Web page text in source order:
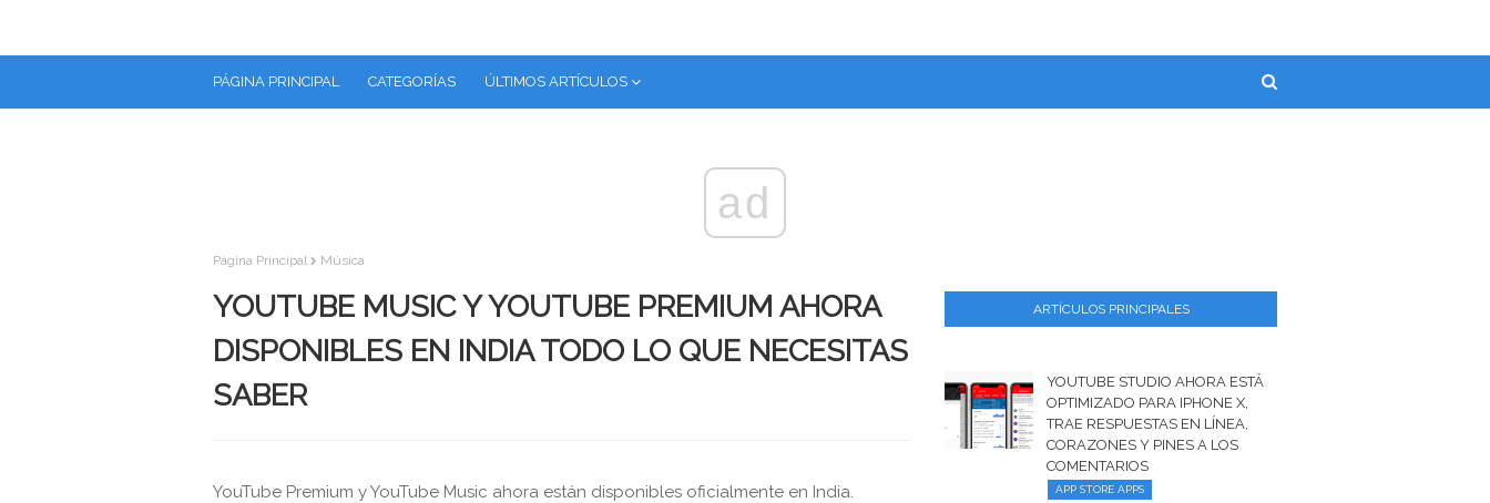
PÁGINA PRINCIPAL CATEGORÍAS ÚLTIMOS ARTÍCULOS
ad
Página Principal Música
YOUTUBE MUSIC Y YOUTUBE PREMIUM AHORA
DISPONIBLES EN INDIA TODO LO QUE NECESITAS
SABER
YouTube Premium y YouTube Music ahora están disponibles oficialmente en India.
ARTÍCULOS PRINCIPALES
YOUTUBE STUDIO AHORA ESTÁ
OPTIMIZADO PARA IPHONE X,
TRAE RESPUESTAS EN LÍNEA,
CORAZONES Y PINES A LOS
COMENTARIOS
APP STORE APPS